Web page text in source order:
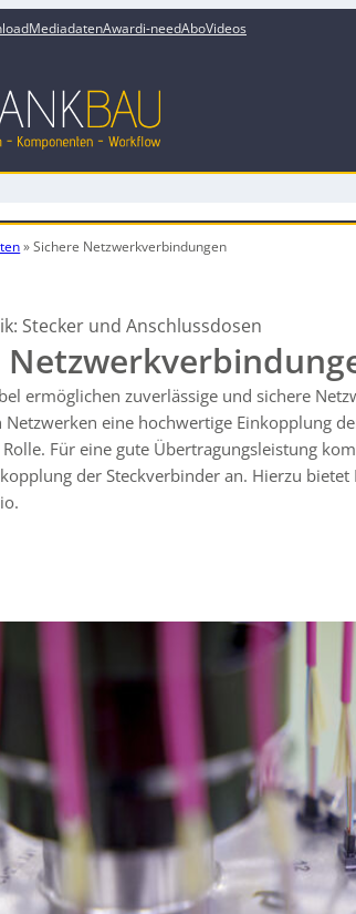
MediadatenAwardi-needAboVideos
»Sichere Netzwerkverbindungen
Stecker und Anschlussdosen
ermöglichen zuverlässige und sichere
Netzwerken eine hochwertige Einkopplung
Für eine gute Übertragungsleistung
der Steckverbinder an. Hierzu